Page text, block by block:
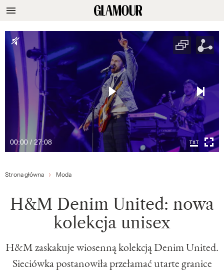
00:00 / 27:08
Strona główna Moda
H&M Denim United: nowa
kolekcja unisex
H&M zaskakuje wiosenną kolekcją Denim United.
Sieciówka postanowiła przełamać utarte granice